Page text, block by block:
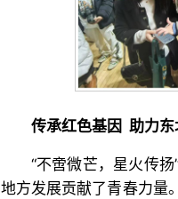
传承红色基因 助力东
“不啻微芒，星火传
地方发展贡献了青春力量